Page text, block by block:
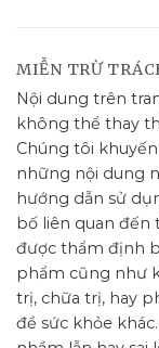
MIỄN TRỪ
Nội dung trên
không thể thay
Chúng tôi
những nội dung
hướng dẫn sử
bố liên quan đến
được thẩm định
phẩm cũng như
trị, chữa trị, hay
đề sức khỏe